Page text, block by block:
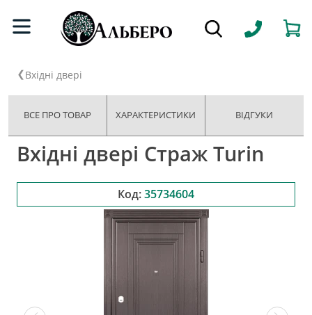
Вхідні двері
ВСЕ ПРО ТОВАР ХАРАКТЕРИСТИКИ ВІДГУКИ
Вхідні двері Страж Turin
Код:35734604